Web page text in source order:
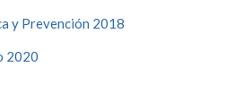
y Prevención 2018
2020